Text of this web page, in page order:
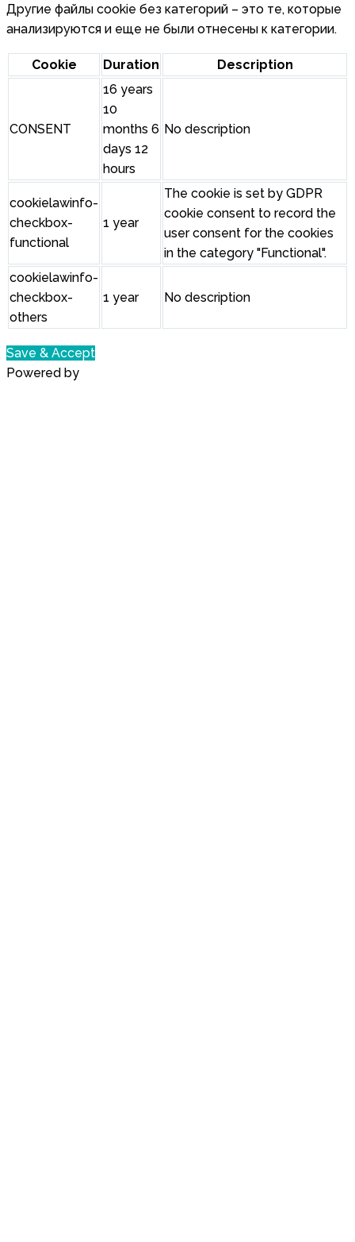
Другие файлы cookie без категорий – это те, которые
анализируются и еще не были отнесены к категории.
Cookie Duration Description
CONSENT
16 years
10
months 6
days 12
hours
No description
cookielawinfo-
checkbox-
functional
1 year
The cookie is set by GDPR
cookie consent to record the
user consent for the cookies
in the category "Functional".
cookielawinfo-
checkbox-
others
1 year No description
Save & Accept
Powered by